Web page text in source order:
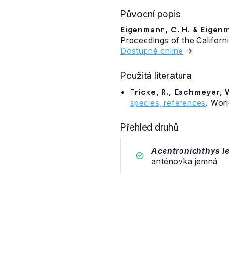
Původní popis
Eigenmann, C. H. &
Proceedings of the
Dostupné online
Použitá literatura
Fricke, R., Eschmeyer,
species, references.
Přehled druhů
Acentronichthys
anténovka jemná